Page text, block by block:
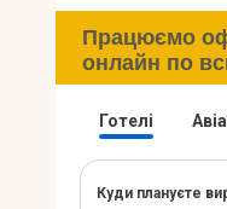
Типи Турів
Країни
Працюємо
онлайн по